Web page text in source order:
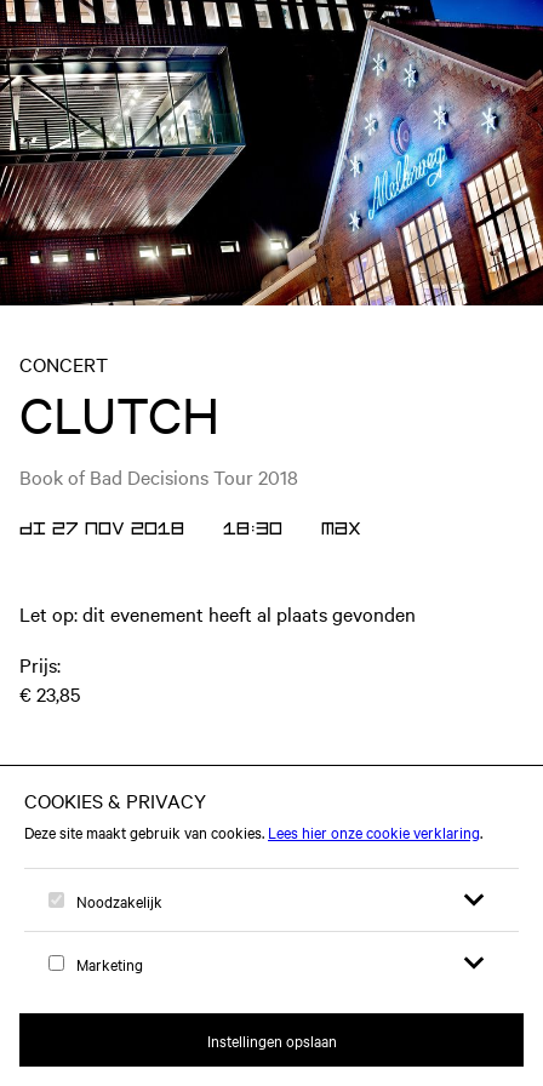
Logo, naar home
CONCERT
CLUTCH
Book of Bad Decisions Tour 2018
DI 27 NOV 2018 18:30 Max
Let op: dit evenement heeft al plaats gevonden
Prijs:
€ 23,85